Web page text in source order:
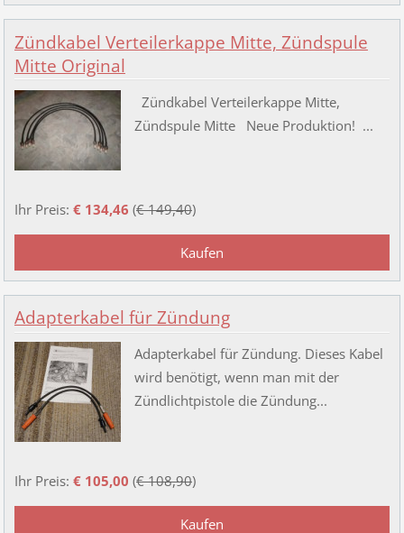
Zündkabel Verteilerkappe Mitte, Zündspule
Mitte Original
Zündkabel Verteilerkappe Mitte,
Zündspule Mitte Neue Produktion! ...
Ihr Preis: € 134,46 (€ 149,40)
Adapterkabel für Zündung
Adapterkabel für Zündung. Dieses Kabel
wird benötigt, wenn man mit der
Zündlichtpistole die Zündung...
Ihr Preis: € 105,00 (€ 108,90)